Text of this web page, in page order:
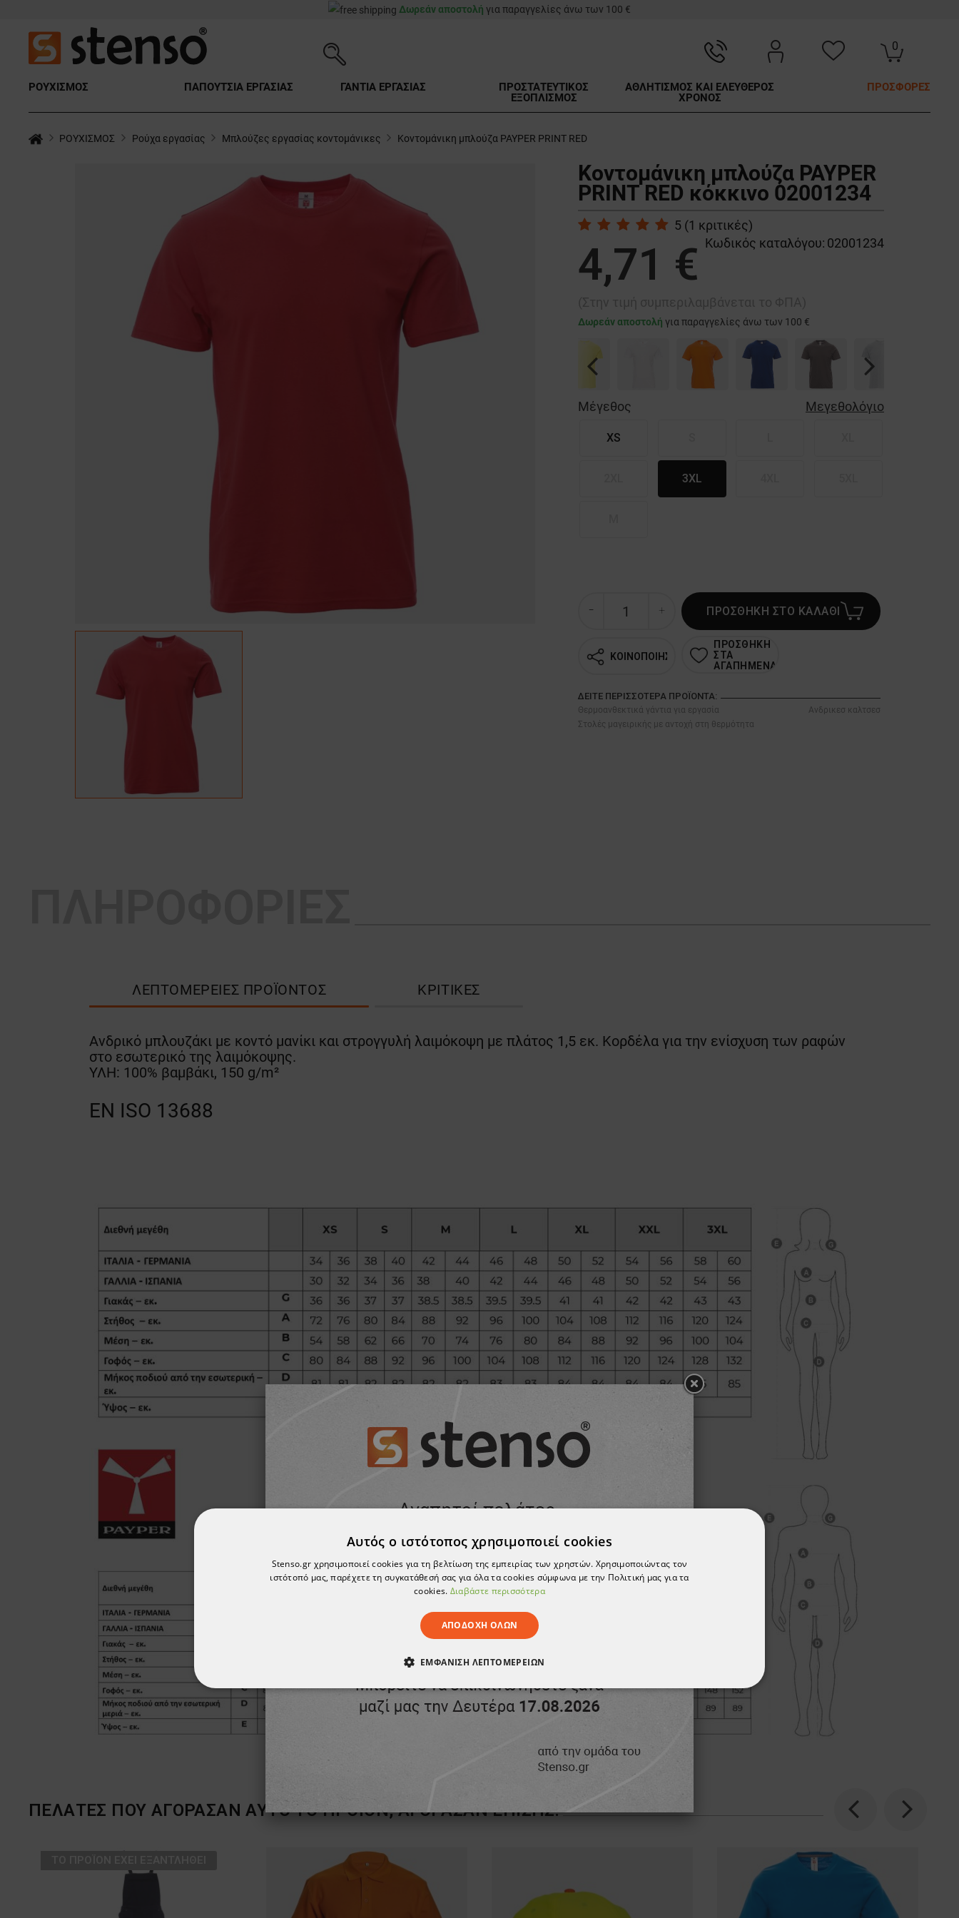
Δωρεάν αποστολή για παραγγελίες άνω των 100 €
0
ΡΟΥΧΙΣΜΟΣ ΠΑΠΟΥΤΣΙΑ ΕΡΓΑΣΙΑΣ ΓΑΝΤΙΑ ΕΡΓΑΣΙΑΣ
ΠΡΟΣΤΑΤΕΥΤΙΚΟΣ
ΕΞΟΠΛΙΣΜΟΣ
ΑΘΛΗΤΙΣΜΟΣ ΚΑΙ ΕΛΕΥΘΕΡΟΣ
ΧΡΟΝΟΣ
ΠΡΟΣΦΟΡΕΣ
ΡΟΥΧΙΣΜΟΣ Ρούχα εργασίας Μπλούζες εργασίας κοντομάνικες Κοντομάνικη μπλούζα PAYPER PRINT RED
Κοντομάνικη μπλούζα PAYPER
PRINT RED κόκκινο 02001234
5 (1 κριτικές)
Κωδικός καταλόγου: 02001234
4,71 €
Δωρεάν αποστολή για παραγγελίες άνω των 100 €
Previous Next
Μέγεθος Μεγεθολόγιο
XS
3XL
ΠΡΟΣΘΗΚΗ ΣΤΟ ΚΑΛΑΘΙ
ΚΟΙΝΟΠΟΙΗΣΗ
ΠΡΟΣΘΗΚΗ
ΣΤΑ
ΑΓΑΠΗΜΕΝΑ
ΔΕΊΤΕ ΠΕΡΙΣΣΌΤΕΡΑ ΠΡΟΪΌΝΤΑ:
Θερμοανθεκτικά γάντια για εργασία
Ανδρικεσ καλτσεσ
Στολές μαγειρικής με αντοχή στη θερμότητα
ΛΕΠΤΟΜΈΡΕΙΕΣ ΠΡΟΪΌΝΤΟΣ ΚΡΙΤΙΚΈΣ
Ανδρικό μπλουζάκι με κοντό μανίκι και στρογγυλή λαιμόκοψη με πλάτος 1,5 εκ. Κορδέλα για την ενίσχυση των ραφών
στο εσωτερικό της λαιμόκοψης.
ΥΛΗ: 100% βαμβάκι, 150 g/m²
EN ISO 13688
ΠΕΛΆΤΕΣ ΠΟΥ ΑΓΌΡΑΣΑΝ ΑΥΤΌ ΤΟ ΠΡΟΪΌΝ, ΑΓΌΡΑΣΑΝ ΕΠΊΣΗΣ:
Previous Next
Αυτός ο ιστότοπος χρησιμοποιεί cookies
Stenso.gr χρησιμοποιεί cookies για τη βελτίωση της εμπειρίας των χρηστών. Χρησιμοποιώντας τον
ιστότοπό μας, παρέχετε τη συγκατάθεσή σας για όλα τα cookies σύμφωνα με την Πολιτική μας για τα
cookies. Διαβάστε περισσότερα
ΑΠΟΔΟΧΉ ΌΛΩΝ
ΕΜΦΆΝΙΣΗ ΛΕΠΤΟΜΕΡΕΙΏΝ
ΑΠΟΛΎΤΩΣ ΑΠΑΡΑΊΤΗΤΑ ΑΠΌΔΟΣΗΣ ΣΤΌΧΕΥΣΗΣ ΛΕΙΤΟΥΡΓΙΚΌΤΗΤΑΣ
ΜΗ ΤΑΞΙΝΟΜΗΜΈΝΑ